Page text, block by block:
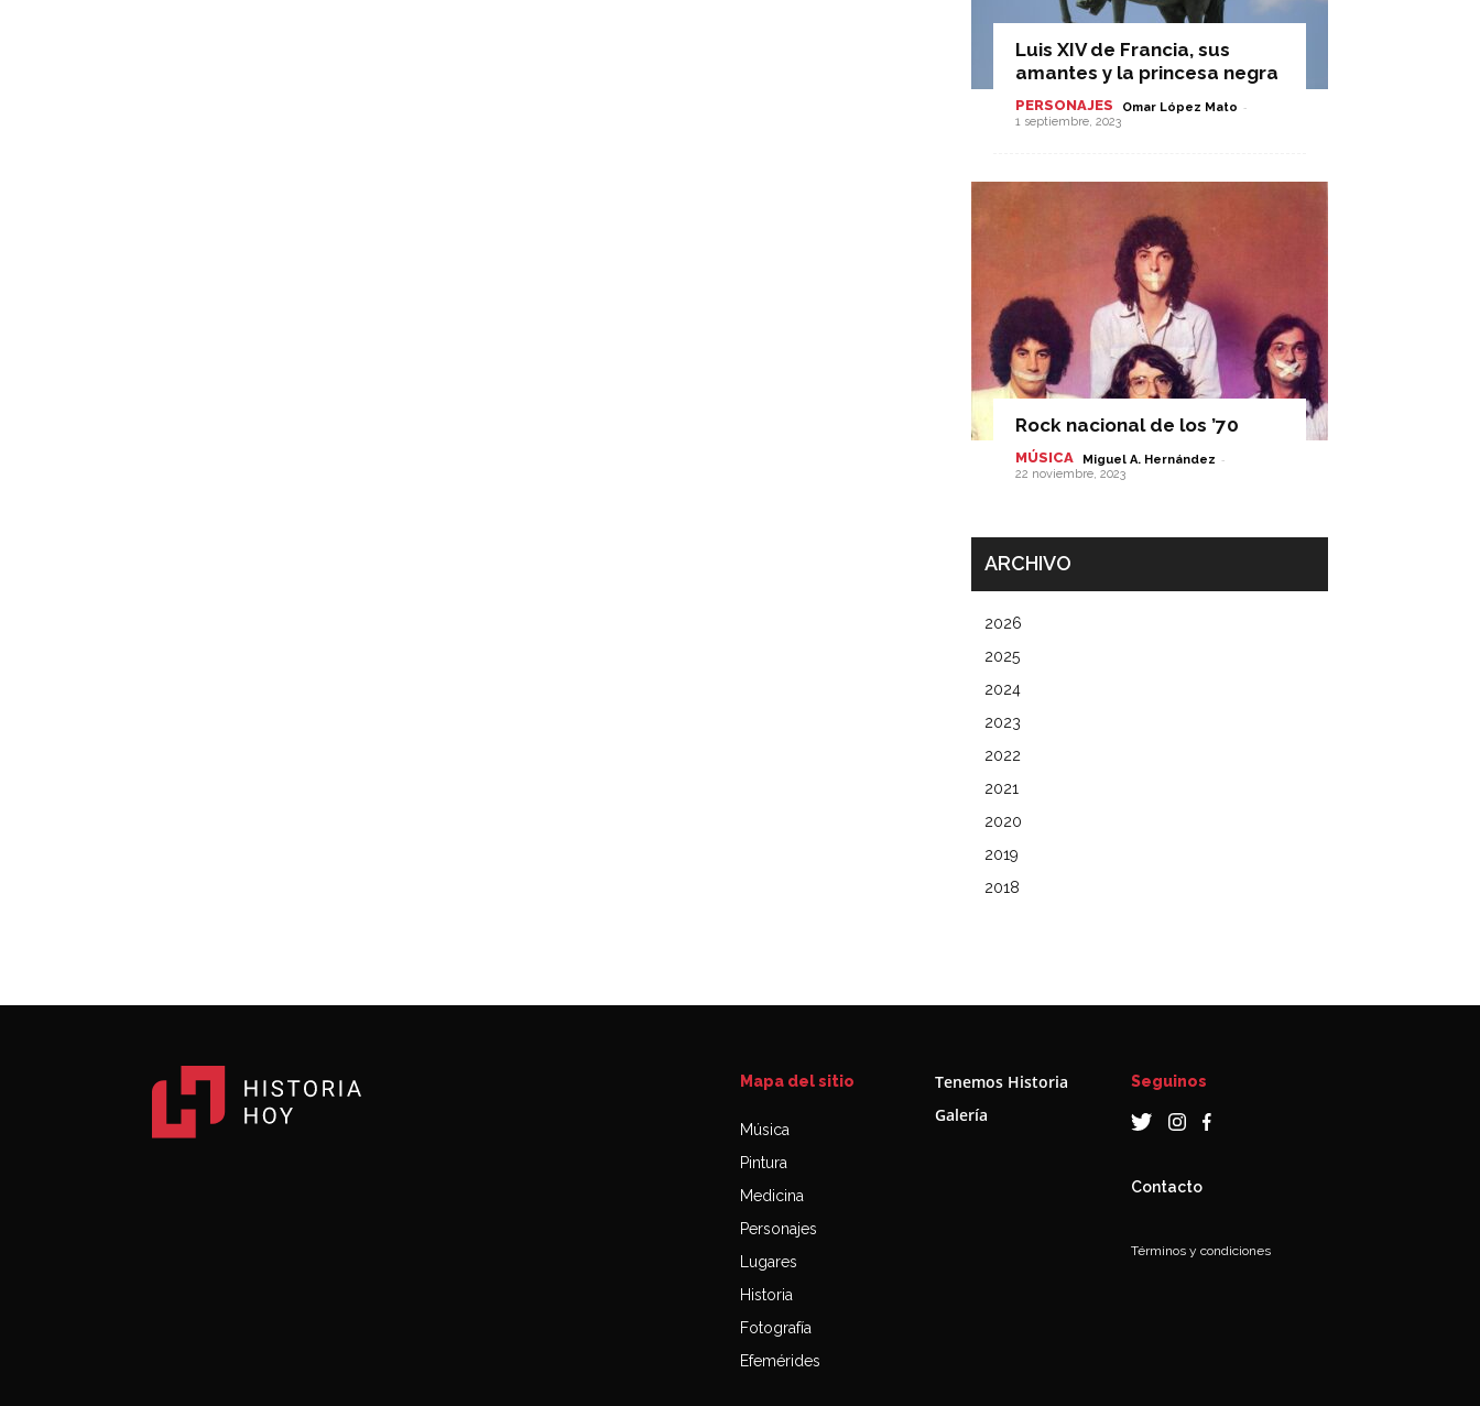
Luis XIV de Francia, sus
amantes y la princesa negra
PERSONAJES Omar López Mato -
1 septiembre, 2023
Rock nacional de los ’70
MÚSICA Miguel A. Hernández -
22 noviembre, 2023
ARCHIVO
2026
2025
2024
2023
2022
2021
2020
2019
2018
Mapa del sitio
Música
Pintura
Medicina
Personajes
Lugares
Historia
Fotografía
Efemérides
Tenemos Historia
Galería
Seguinos
Contacto
Términos y condiciones